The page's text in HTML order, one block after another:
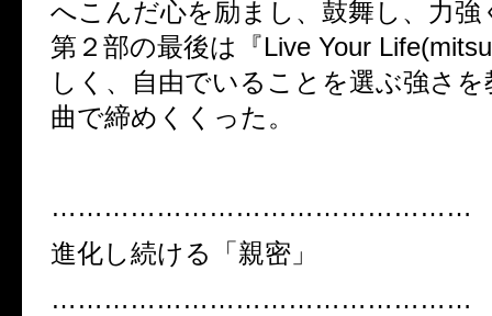
へこんだ心を励まし、鼓舞し、力強
第２部の最後は『Live Your
しく、自由でいることを選ぶ強さ
曲で締めくくった。
…………………………………………
進化し続ける「親密」
…………………………………………